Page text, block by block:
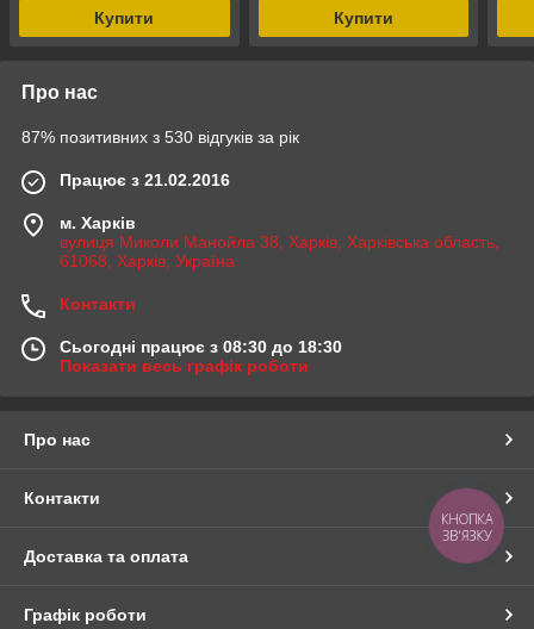
Купити Купити
Про нас
87% позитивних з 530 відгуків за рік
Працює з 21.02.2016
м. Харків
вулиця Миколи Манойла 38, Харків, Харківська область,
61068, Харків, Україна
Контакти
Сьогодні працює з 08:30 до 18:30
Показати весь графік роботи
Про нас
Контакти
Доставка та оплата
Графік роботи
КНОПКА
ЗВ'ЯЗКУ